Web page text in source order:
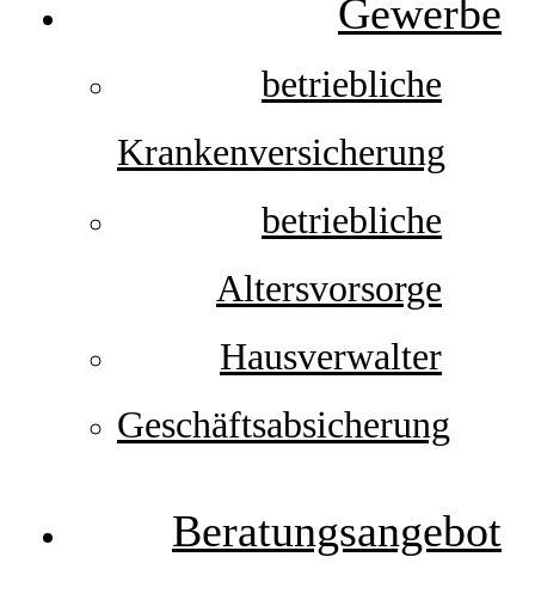
Gewerbe
betriebliche
Krankenversicherung
betriebliche
Altersvorsorge
Hausverwalter
Geschäftsabsicherung
Beratungsangebot